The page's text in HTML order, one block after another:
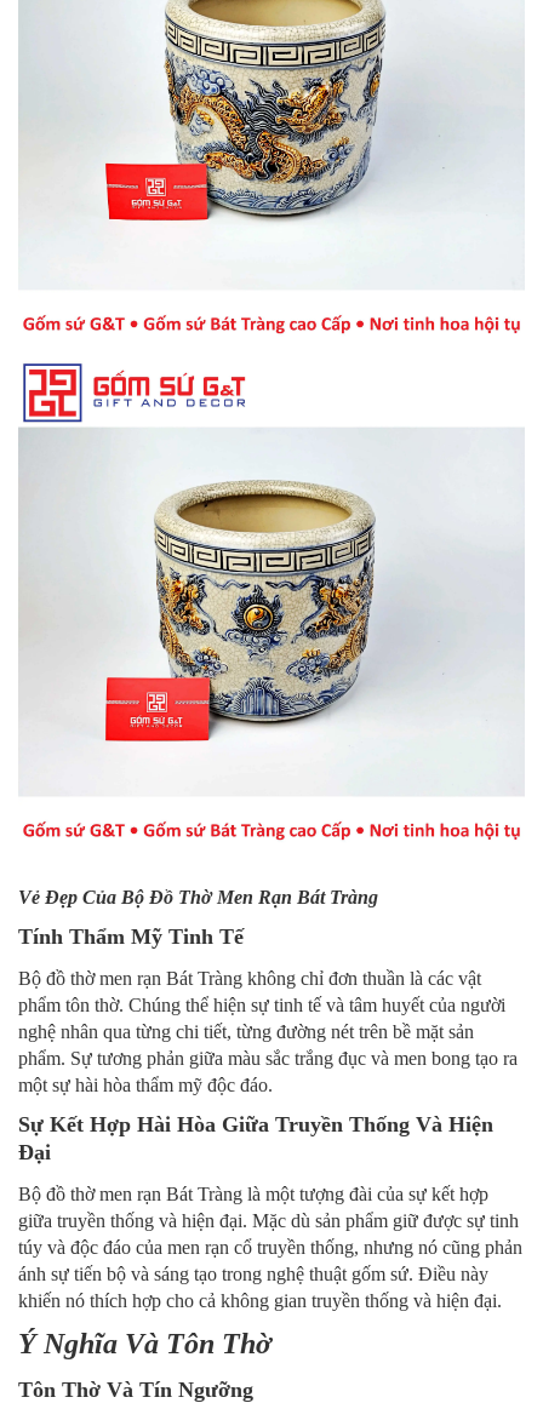
Vẻ Đẹp Của Bộ Đồ Thờ Men Rạn Bát Tràng
Tính Thẩm Mỹ Tinh Tế
Bộ đồ thờ men rạn Bát Tràng không chỉ đơn thuần là các vật
phẩm tôn thờ. Chúng thể hiện sự tinh tế và tâm huyết của người
nghệ nhân qua từng chi tiết, từng đường nét trên bề mặt sản
phẩm. Sự tương phản giữa màu sắc trắng đục và men bong tạo ra
một sự hài hòa thẩm mỹ độc đáo.
Sự Kết Hợp Hài Hòa Giữa Truyền Thống Và Hiện
Đại
Bộ đồ thờ men rạn Bát Tràng là một tượng đài của sự kết hợp
giữa truyền thống và hiện đại. Mặc dù sản phẩm giữ được sự tinh
túy và độc đáo của men rạn cổ truyền thống, nhưng nó cũng phản
ánh sự tiến bộ và sáng tạo trong nghệ thuật gốm sứ. Điều này
khiến nó thích hợp cho cả không gian truyền thống và hiện đại.
Ý Nghĩa Và Tôn Thờ
Tôn Thờ Và Tín Ngưỡng